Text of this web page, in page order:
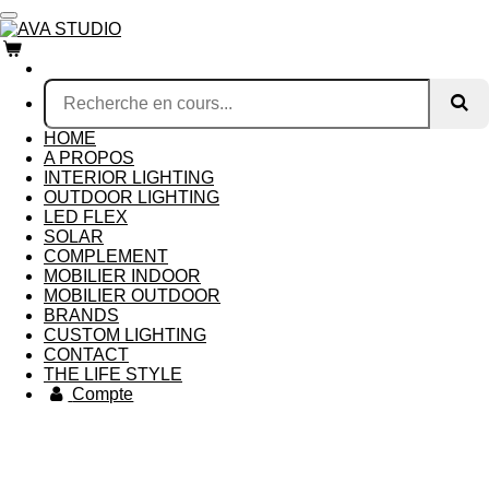
Passer
au
contenu
principal
HOME
A PROPOS
INTERIOR LIGHTING
OUTDOOR LIGHTING
LED FLEX
SOLAR
COMPLEMENT
MOBILIER INDOOR
MOBILIER OUTDOOR
BRANDS
CUSTOM LIGHTING
CONTACT
THE LIFE STYLE
Compte